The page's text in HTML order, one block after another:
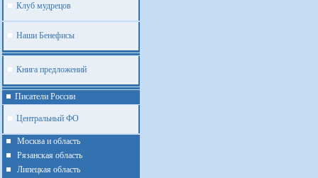
Клуб мудрецов
Наши Бенефисы
Книга предложений
Писатели России
Центральный ФО
Москва и область
Рязанская область
Липецкая область